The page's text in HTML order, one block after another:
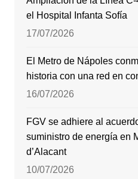
el Hospital Infanta Sofía
17/07/2026
El Metro de Nápoles
historia con una red en
16/07/2026
FGV se adhiere al
suministro de energía en
d’Alacant
10/07/2026